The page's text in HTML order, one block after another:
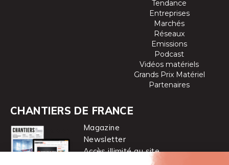
Tendance
Entreprises
Marchés
Réseaux
Emissions
Podcast
Vidéos matériels
Grands Prix Matériel
Partenaires
CHANTIERS DE FRANCE
Magazine
Newsletter
Accès illimité au site